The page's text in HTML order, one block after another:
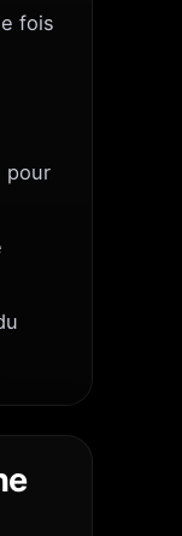
fois
pour